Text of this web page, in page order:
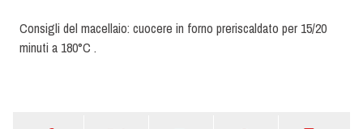
Consigli del macellaio: cuocere in forno preriscaldato per 15/20
minuti a 180°C .